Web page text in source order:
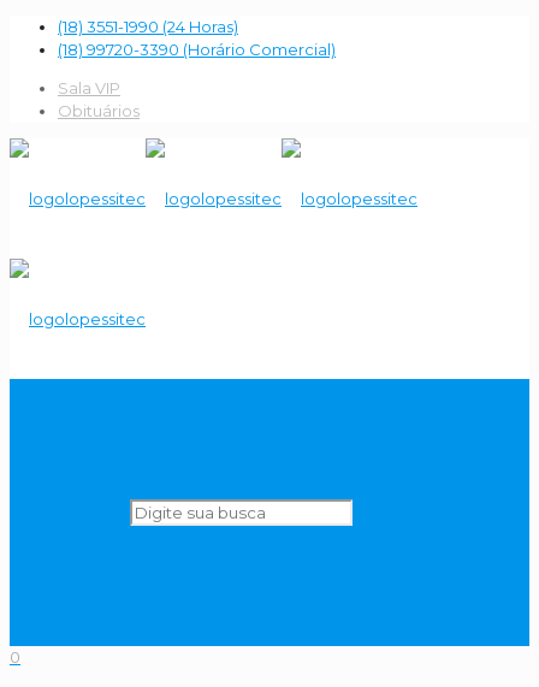
(18) 3551-1990 (24 Horas)
(18) 99720-3390 (Horário Comercial)
Sala VIP
Obituários
0